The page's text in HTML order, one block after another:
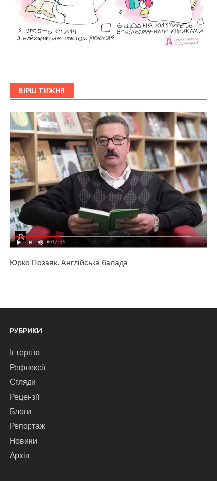
ВІРШ ТИЖНЯ
Юрко Позаяк. Англійська балада
РУБРИКИ
Інтерв'ю
Рефлексії
Огляди
Рецензії
Блоги
Репортажі
Новини
Архів